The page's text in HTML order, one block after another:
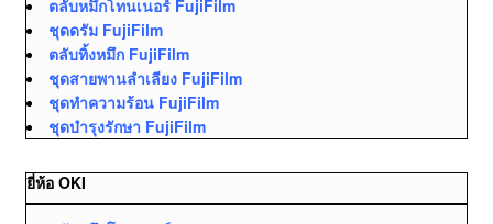
ตลับหมึกโทนเนอร์ FujiFilm
ชุดดรัม FujiFilm
ตลับทิ้งหมึก FujiFilm
ชุดสายพานลำเลียง FujiFilm
ชุดทำความร้อน FujiFilm
ชุดบำรุงรักษา FujiFilm
ยี่ห้อ OKI